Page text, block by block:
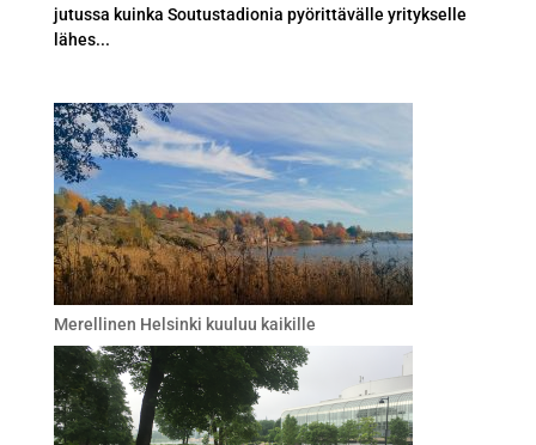
jutussa kuinka Soutustadionia pyörittävälle yritykselle
lähes...
Merellinen Helsinki kuuluu kaikille